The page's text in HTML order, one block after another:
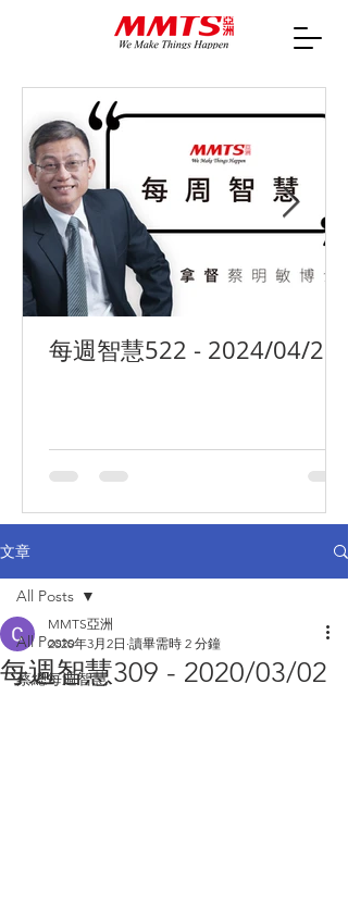
每週智慧522 - 2024/04/29
文章
All Posts
蔡總每週智慧
All Posts
每週智慧309 - 2020/03/02
MMTS亞洲
2020年3月2日 讀畢需時 2 分鐘